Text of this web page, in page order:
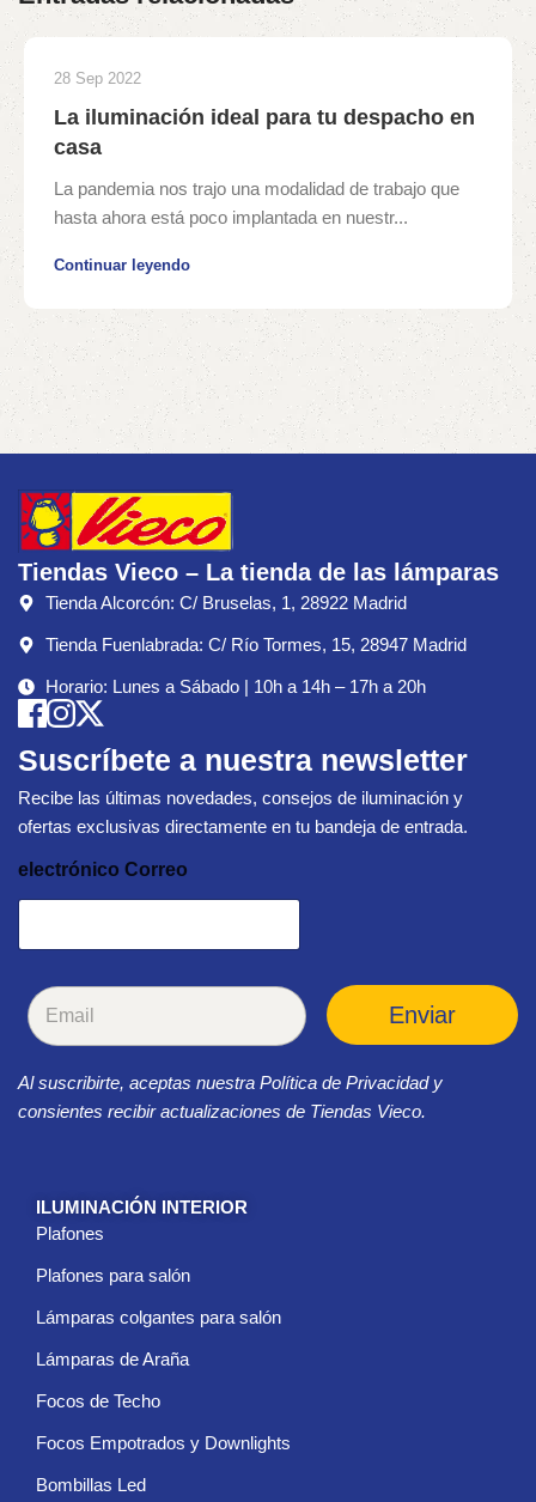
28 Sep 2022
La iluminación ideal para tu despacho en
casa
La pandemia nos trajo una modalidad de trabajo que
hasta ahora está poco implantada en nuestr...
Continuar leyendo
Tiendas Vieco – La tienda de las lámparas
Tienda Alcorcón: C/ Bruselas, 1, 28922 Madrid
Tienda Fuenlabrada: C/ Río Tormes, 15, 28947 Madrid
Horario: Lunes a Sábado | 10h a 14h – 17h a 20h
Suscríbete a nuestra newsletter
Recibe las últimas novedades, consejos de iluminación y
ofertas exclusivas directamente en tu bandeja de entrada.
electrónico Correo
C
o
e
o
ó
Enviar
Al suscribirte, aceptas nuestra Política de Privacidad y
consientes recibir actualizaciones de Tiendas Vieco.
ILUMINACIÓN INTERIOR
Plafones
Plafones para salón
Lámparas colgantes para salón
Lámparas de Araña
Focos de Techo
Focos Empotrados y Downlights
Bombillas Led